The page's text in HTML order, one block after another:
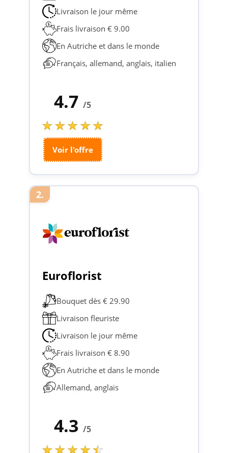
Livraison le jour même
Frais livraison € 9.00
En Autriche et dans le monde
Français, allemand, anglais, italien
4.7/5
Voir l'offre
2.
Euroflorist
Bouquet dès € 29.90
Livraison fleuriste
Livraison le jour même
Frais livraison € 8.90
En Autriche et dans le monde
Allemand, anglais
4.3/5